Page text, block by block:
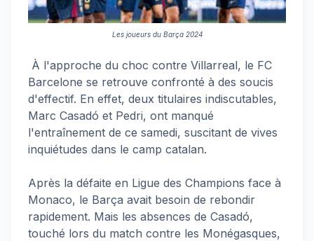
Les joueurs du Barça 2024
À l'approche du choc contre Villarreal, le FC
Barcelone se retrouve confronté à des soucis
d'effectif. En effet, deux titulaires indiscutables,
Marc Casadó et Pedri, ont manqué
l'entraînement de ce samedi, suscitant de vives
inquiétudes dans le camp catalan.
Après la défaite en Ligue des Champions face à
Monaco, le Barça avait besoin de rebondir
rapidement. Mais les absences de Casadó,
touché lors du match contre les Monégasques,